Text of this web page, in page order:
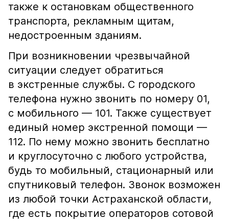
также к остановкам общественного
транспорта, рекламным щитам,
недостроенным зданиям.
При возникновении чрезвычайной
ситуации следует обратиться
в экстренные службы. С городского
телефона нужно звонить по номеру 01,
с мобильного — 101. Также существует
единый номер экстренной помощи —
112. По нему можно звонить бесплатно
и круглосуточно с любого устройства,
будь то мобильный, стационарный или
спутниковый телефон. Звонок возможен
из любой точки Астраханской области,
где есть покрытие операторов сотовой